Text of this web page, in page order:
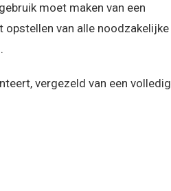
moet maken van een
opstellen van alle noodzakelijke
vergezeld van een volledig